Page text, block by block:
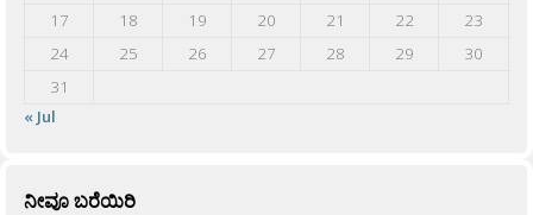
17
18 19 20 21 22
23
24
25 26 27 28 29
30
31
« Jul
ನೀವೂ ಬರೆಯಿರಿ